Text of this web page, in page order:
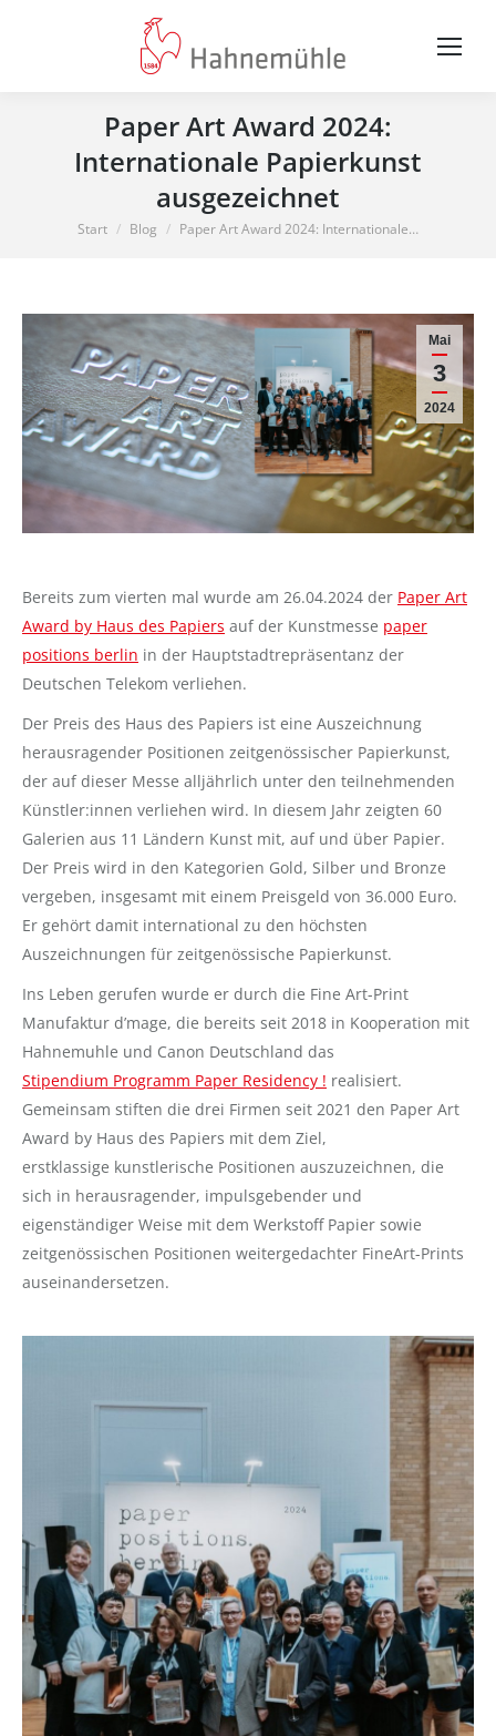
Paper Art Award 2024:
Internationale Papierkunst
ausgezeichnet
Sie befinden sich hier:
Start Blog Paper Art Award 2024: Internationale…
Mai
3
2024
Bereits zum vierten mal wurde am 26.04.2024 der Paper Art
Award by Haus des Papiers auf der Kunstmesse paper
positions berlin in der Hauptstadtrepräsentanz der
Deutschen Telekom verliehen.
Der Preis des Haus des Papiers ist eine Auszeichnung
herausragender Positionen zeitgenössischer Papierkunst,
der auf dieser Messe alljährlich unter den teilnehmenden
Künstler:innen verliehen wird. In diesem Jahr zeigten 60
Galerien aus 11 Ländern Kunst mit, auf und über Papier.
Der Preis wird in den Kategorien Gold, Silber und Bronze
vergeben, insgesamt mit einem Preisgeld von 36.000 Euro.
Er gehört damit international zu den höchsten
Auszeichnungen für zeitgenössische Papierkunst.
Ins Leben gerufen wurde er durch die Fine Art-Print
Manufaktur d’mage, die bereits seit 2018 in Kooperation mit
Hahnemuhle und Canon Deutschland das
Stipendium Programm Paper Residency ! realisiert.
Gemeinsam stiften die drei Firmen seit 2021 den Paper Art
Award by Haus des Papiers mit dem Ziel,
erstklassige kunstlerische Positionen auszuzeichnen, die
sich in herausragender, impulsgebender und
eigenständiger Weise mit dem Werkstoff Papier sowie
zeitgenössischen Positionen weitergedachter FineArt-Prints
auseinandersetzen.